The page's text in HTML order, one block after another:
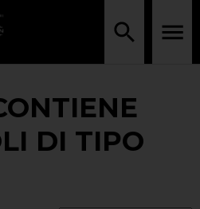
DI TIPO